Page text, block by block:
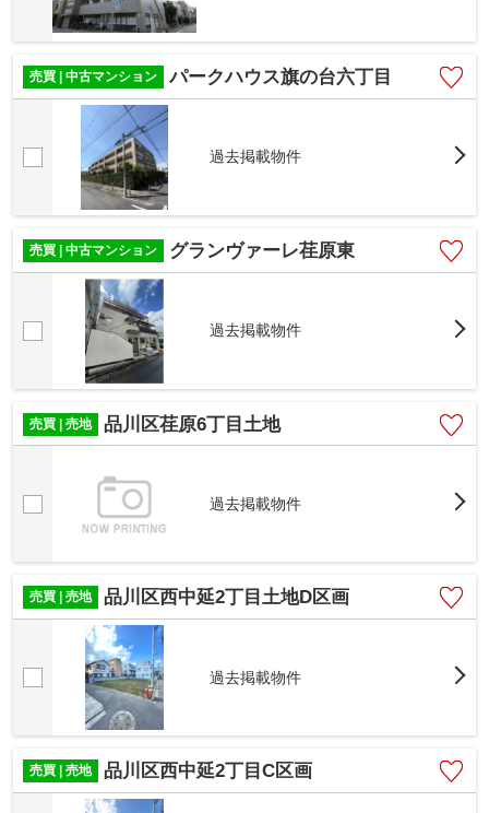
売買 | 中古マンション パークハウス旗の台六丁目
過去掲載物件
売買 | 中古マンション グランヴァーレ荏原東
過去掲載物件
売買 | 売地 品川区荏原6丁目土地
過去掲載物件
売買 | 売地 品川区西中延2丁目土地D区画
過去掲載物件
売買 | 売地 品川区西中延2丁目C区画